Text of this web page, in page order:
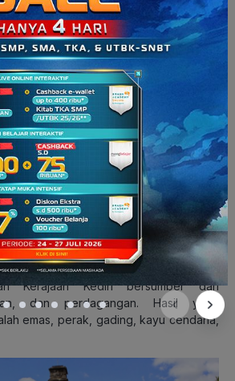
dari pemerintahan Raja Jayabaya,
(Sumber: inmarathi.com)
Kerajaan Panjalu, ibu kota Kerajaan
Dahanapura ke Kediri. Sejak saat itu,
dikenal dengan nama Kerajaan
memimpin saat Kerajaan Kediri berdiri.
dengan kegiatan ekonomi yang
Kerajaan Kediri bersumber dari
dan perdagangan. Hasil yang
emas, perak, gading, kayu cendana,